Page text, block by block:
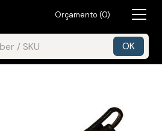
Orçamento (0)